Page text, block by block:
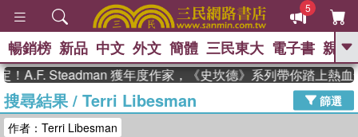
5
GO
熱搜： 東野圭吾 高希均教授回憶錄
、 The Odyssey 、 父親節 、 如果歷
暢銷榜 新品 中文 外文 簡體 三民東大 電子書 親子
A.F. Steadman 獲年度作家，《史坎德》系列帶你踏上熱血
搜尋結果/ Terri Libesman
篩選
作者：Terri Libesman